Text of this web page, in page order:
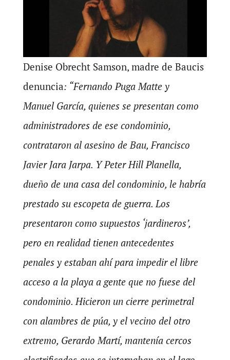
Denise Obrecht Samson, madre de Baucis
denuncia: “Fernando Puga Matte y
Manuel García, quienes se presentan como
administradores de ese condominio,
contrataron al asesino de Bau, Francisco
Javier Jara Jarpa. Y Peter Hill Planella,
dueño de una casa del condominio, le habría
prestado su escopeta de guerra. Los
presentaron como supuestos ‘jardineros’,
pero en realidad tienen antecedentes
penales y estaban ahí para impedir el libre
acceso a la playa a gente que no fuese del
condominio. Hicieron un cierre perimetral
con alambres de púa, y el vecino del otro
extremo, Gerardo Martí, mantenía cercos